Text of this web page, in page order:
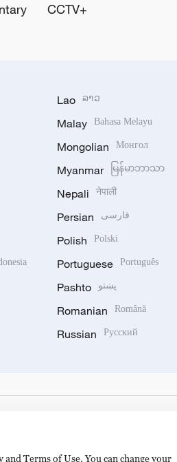
CCTV+
Lao ລາວ
Malay Bahasa Melayu
Mongolian Монгол
Myanmar မြန်မာဘာသာ
Nepali नेपाली
Persian فارسی
Polish Polski
Portuguese Português
Pashto پښتو
Romanian Română
Russian Русский
Terms of Use. You can change your